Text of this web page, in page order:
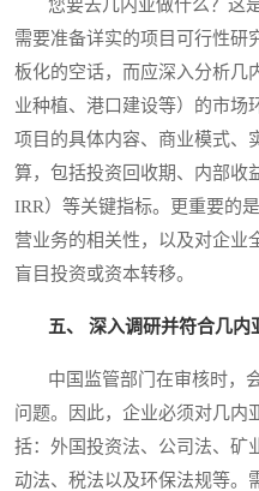
您要去几内亚做什么？这是
需要准备详实的项目可行性研
板化的空话，而应深入分析几
业种植、港口建设等）的市场
项目的具体内容、商业模式、
算，包括投资回收期、内部收
IRR）等关键指标。更重要的
营业务的相关性，以及对企业
盲目投资或资本转移。
五、 深入调研并符合几
中国监管部门在审核时，会
问题。因此，企业必须对几内
括：外国投资法、公司法、矿
动法、税法以及环保法规等。